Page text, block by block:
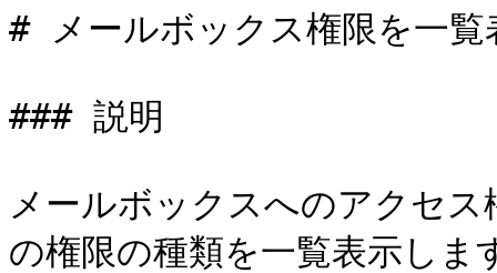
# メールボックス権限を一覧
### 説明
メールボックスへのアクセ
の権限の種類を一覧表示しま